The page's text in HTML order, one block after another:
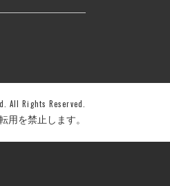
All Rights Reserved.
用を禁止します。